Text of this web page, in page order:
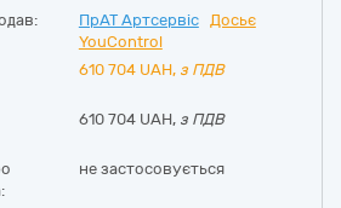
ПрАТ Артсервіс
Досьє
YouControl
610 704 UAH, з ПДВ
610 704 UAH, з ПДВ
не застосовується